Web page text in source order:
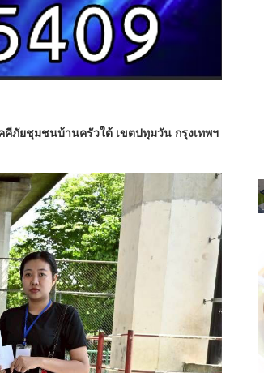
คีภัยชุมชนบ้านครัวใต้ เขตปทุมวัน กรุงเทพฯ